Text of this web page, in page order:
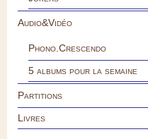
Audio&Vidéo
Phono.Crescendo
5 albums pour la semaine
Partitions
Livres